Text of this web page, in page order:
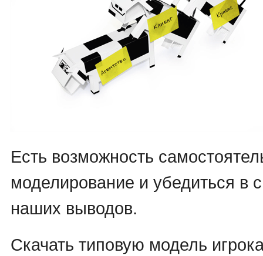
Есть возможность
моделирование и убедиться в
наших выводов.
Скачать типовую модель